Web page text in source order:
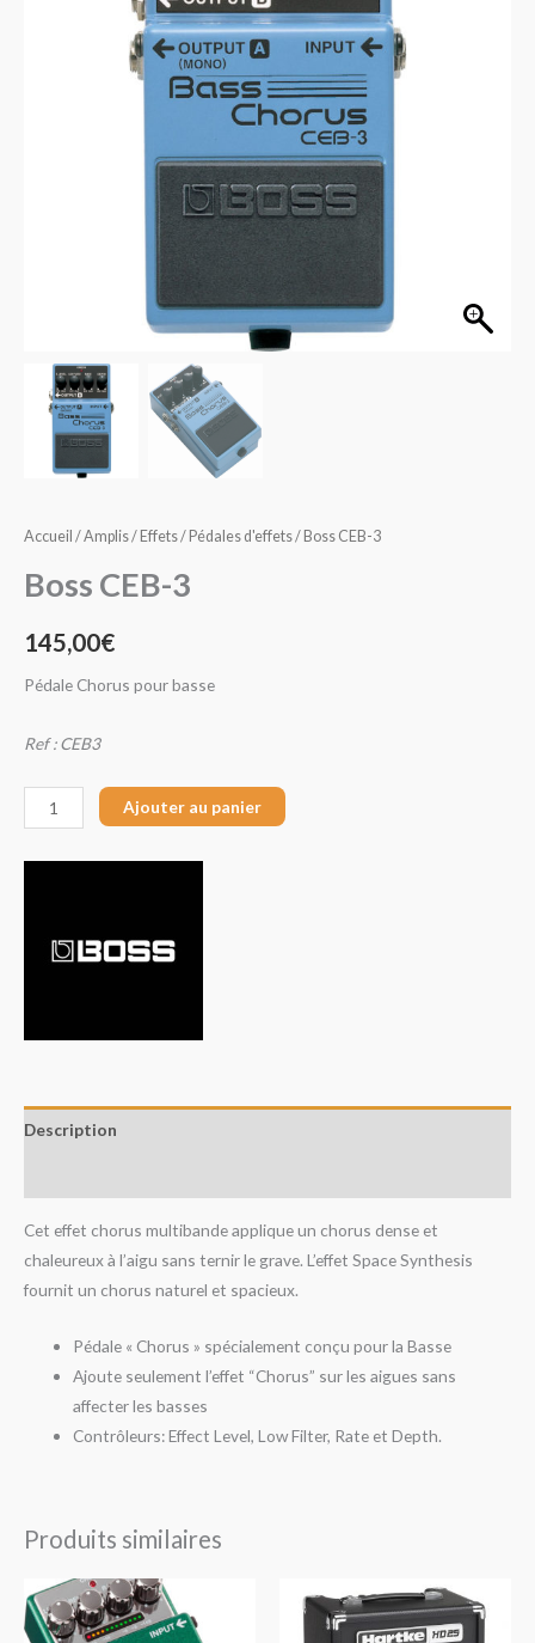
Accueil /Amplis / Effets/ Pédales d'effets/ Boss CEB-3
Boss CEB-3
145,00€
Pédale Chorus pour basse
Ref : CEB3
Ajouter au panier
Description
Cet effet chorus multibande applique un chorus dense et
chaleureux à l’aigu sans ternir le grave. L’effet Space Synthesis
fournit un chorus naturel et spacieux.
Pédale « Chorus » spécialement conçu pour la Basse
Ajoute seulement l’effet “Chorus” sur les aigues sans
affecter les basses
Contrôleurs: Effect Level, Low Filter, Rate et Depth.
Produits similaires